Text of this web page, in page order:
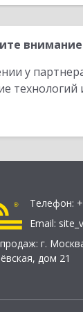
у
Телефон:
Email:
г.
дом 21